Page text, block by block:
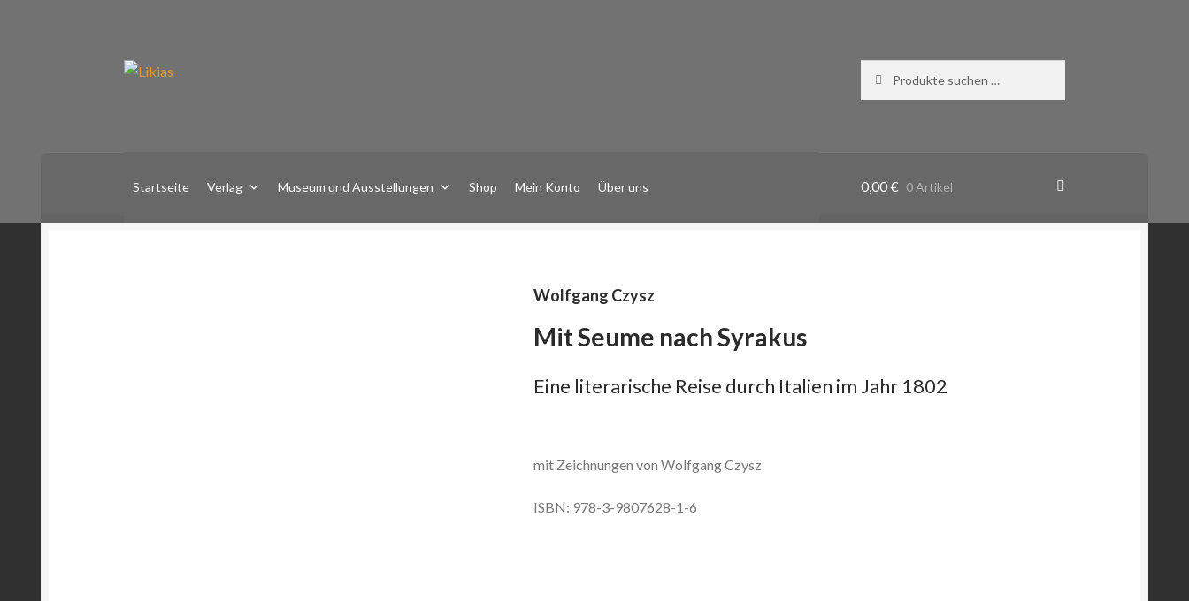
Zur
Zum
nach:
Startseite Verlag Museum und Ausstellungen Shop Mein Konto Über uns 0,00€ 0 Artikel
Wolfgang Czysz
Mit Seume nach Syrakus
Eine literarische Reise durch Italien im Jahr 1802
mit Zeichnungen von Wolfgang Czysz
ISBN: 978-3-9807628-1-6